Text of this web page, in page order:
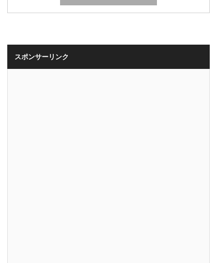
スポンサーリンク